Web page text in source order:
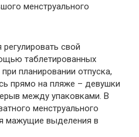
менструального
свой
таблетированных
планировании отпуска,
прямо на пляже – девушки
между упаковками. В
менструального
мажущие выделения в